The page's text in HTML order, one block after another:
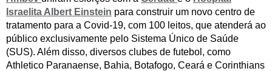
Israelita Albert Einstein para construir um novo centro de
tratamento para a Covid-19, com 100 leitos, que atenderá ao
público exclusivamente pelo Sistema Único de Saúde
(SUS). Além disso, diversos clubes de futebol, como
Athletico Paranaense, Bahia, Botafogo, Ceará e Corinthians